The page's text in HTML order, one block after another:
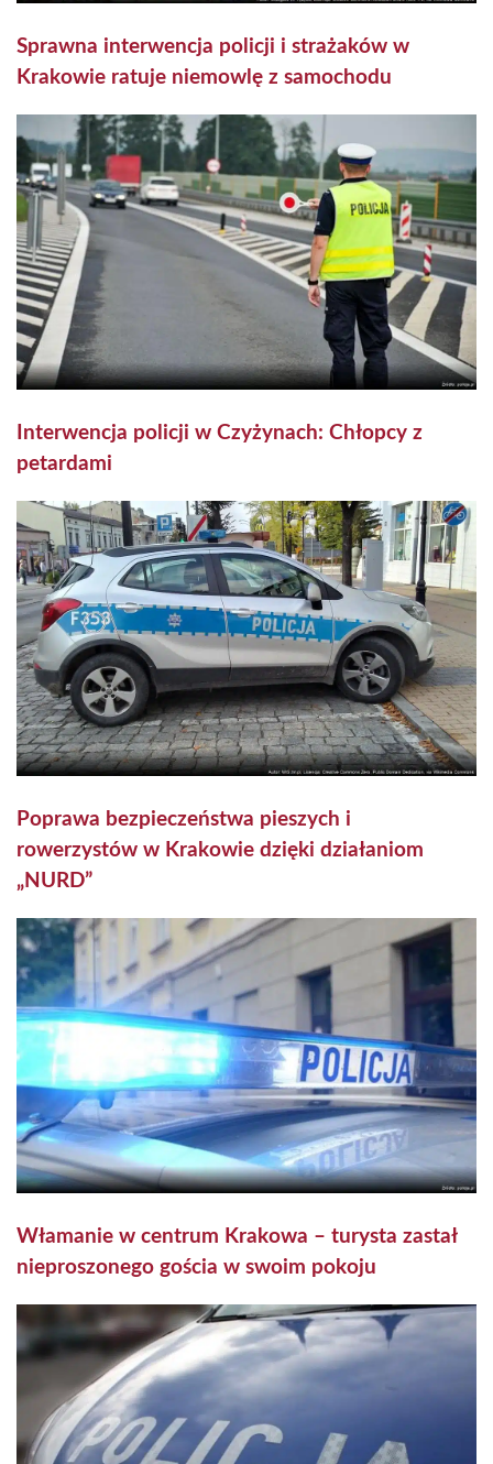
Sprawna interwencja policji i strażaków w
Krakowie ratuje niemowlę z samochodu
Interwencja policji w Czyżynach: Chłopcy z
petardami
Poprawa bezpieczeństwa pieszych i
rowerzystów w Krakowie dzięki działaniom
„NURD”
Włamanie w centrum Krakowa – turysta zastał
nieproszonego gościa w swoim pokoju